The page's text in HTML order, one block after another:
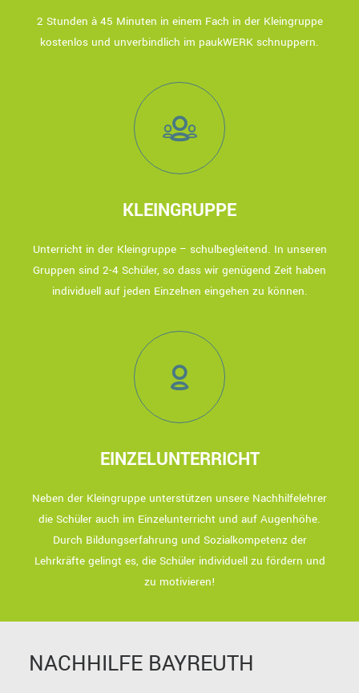
2 Stunden à 45 Minuten in einem Fach in der Kleingruppe
kostenlos und unverbindlich im paukWERK schnuppern.
KLEINGRUPPE
Unterricht in der Kleingruppe – schulbegleitend. In unseren
Gruppen sind 2-4 Schüler, so dass wir genügend Zeit haben
individuell auf jeden Einzelnen eingehen zu können.
EINZELUNTERRICHT
Neben der Kleingruppe unterstützen unsere Nachhilfelehrer
die Schüler auch im Einzelunterricht und auf Augenhöhe.
Durch Bildungserfahrung und Sozialkompetenz der
Lehrkräfte gelingt es, die Schüler individuell zu fördern und
zu motivieren!
NACHHILFE BAYREUTH